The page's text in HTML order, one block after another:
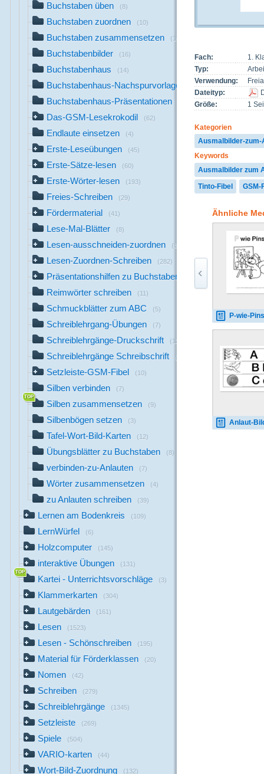
Buchstaben üben (8)
Buchstaben zuordnen (10)
Buchstaben zusammensetzen (10)
Buchstabenbilder (16)
Buchstabenhaus (14)
Buchstabenhaus-Nachspurvorlagen (3)
Buchstabenhaus-Präsentationen
Das-GSM-Lesekrokodil (62)
Endlaute einsetzen (4)
Erste-Leseübungen (45)
Erste-Sätze-lesen (60)
Erste-Wörter-lesen (193)
Freies-Schreiben (29)
Fördermaterial (41)
Lese-Mal-Blätter (8)
Lesen-ausschneiden-zuordnen (8)
Lesen-Zuordnen-Schreiben (282)
Präsentationshilfen zu Buchstaben (140)
Reimwörter schreiben (11)
Schmuckblätter zum ABC (5)
Schreiblehrgang-Übungen (7)
Schreiblehrgänge-Druckschrift (12)
Schreiblehrgänge Schreibschrift (13)
Setzleiste-GSM-Fibel (10)
Silben verbinden (7)
Silben zusammensetzen (9)
Silbenbögen setzen (3)
Tafel-Wort-Bild-Karten (12)
Übungsblätter zu Buchstaben (8)
verbinden-zu-Anlauten (7)
Wörter zusammensetzen (4)
zu Anlauten schreiben (39)
Lernen am Bodenkreis (109)
LernWürfel (6)
Holzcomputer (145)
interaktive Übungen (131)
Kartei - Unterrichtsvorschläge (3)
Klammerkarten (304)
Lautgebärden (161)
Lesen (1523)
Lesen - Schönschreiben (195)
Material für Förderklassen (20)
Nomen (42)
Schreiben (279)
Schreiblehrgänge (1345)
Setzleiste (269)
Spiele (504)
VARIO-karten (44)
Wort-Bild-Zuordnung (132)
Fach:
1.
Typ:
Verwendung:
Dateityp:
Größe:
1
Kategorien
Ausmalbilder-zum-
Keywords
Ausmalbilder zum
Tinto-Fibel
GSM-
Ähnliche
P-wie-
Anlaut-Bildkarten-SD-